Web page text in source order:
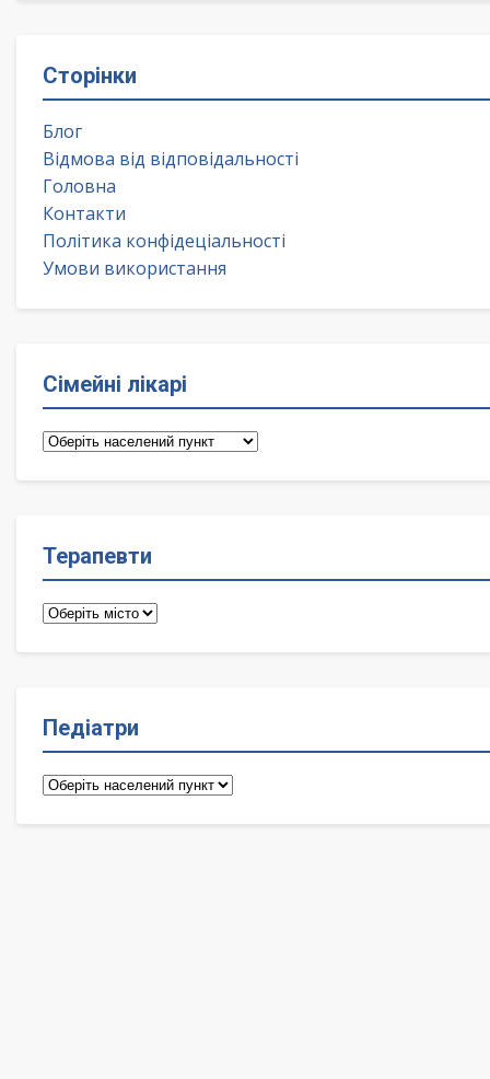
Сторінки
Блог
Відмова від відповідальності
Головна
Контакти
Політика конфідеціальності
Умови використання
Сімейні лікарі
Сімейні
Терапевти
Терапевти
Педіатри
Педіатри